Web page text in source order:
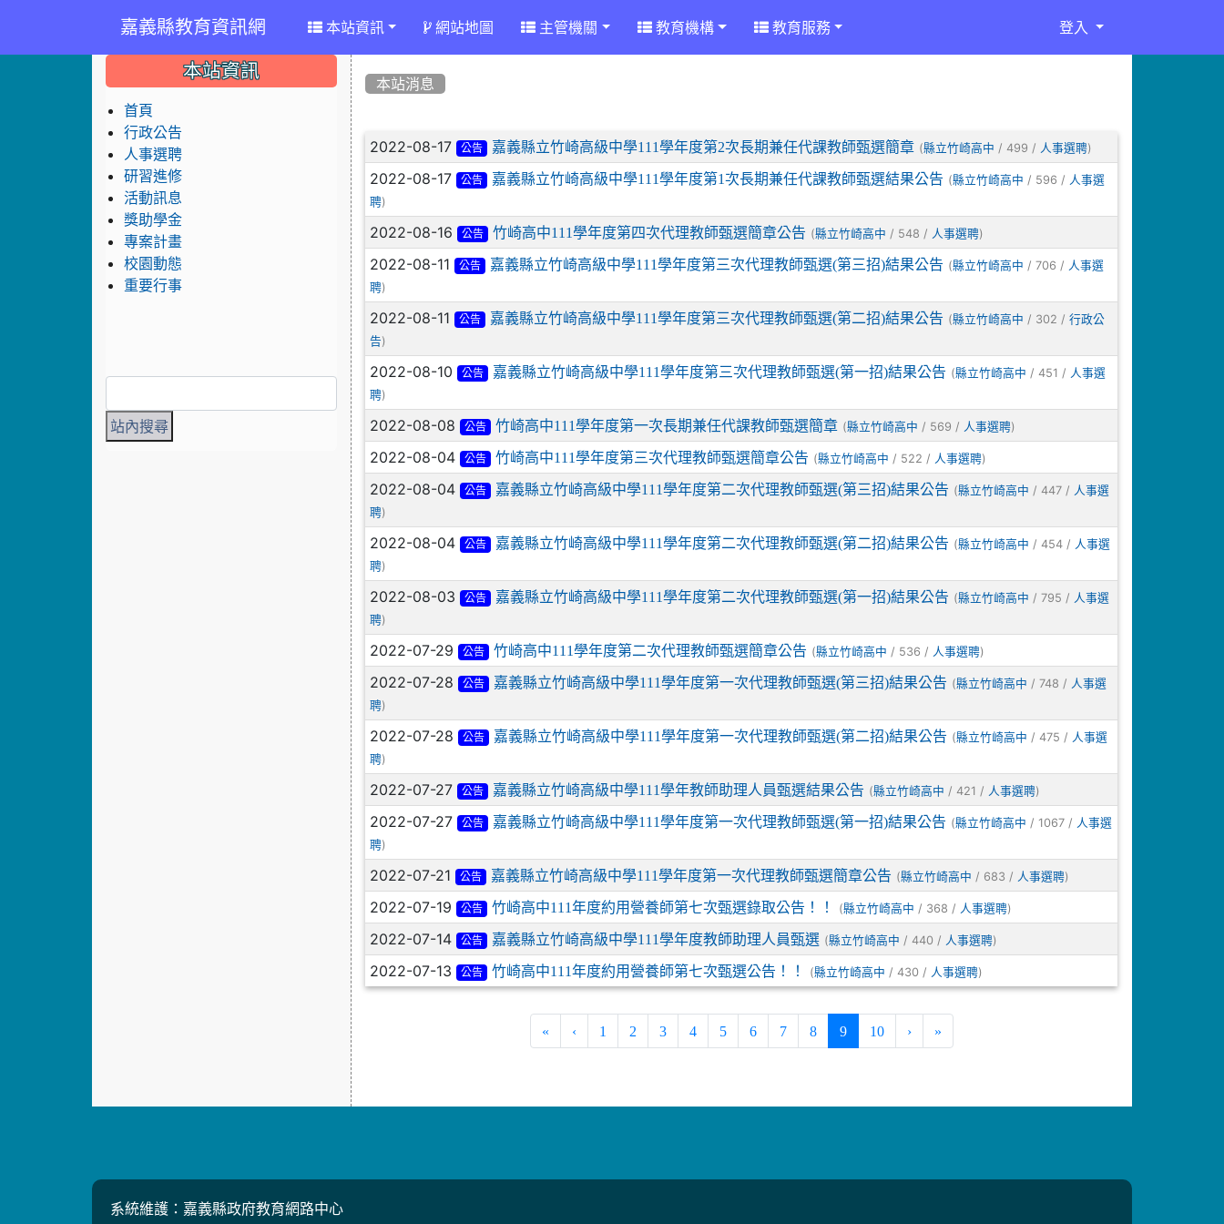
嘉義縣教育資訊網 本站資訊 網站地圖 主管機關 教育機構 教育服務 登入
本站消息
文章列表
2022-08-17 公告 嘉義縣立竹崎高級中學111學年度第2次長期兼任代課教師甄選簡章 (縣立竹崎高中 / 499 / 人事選聘)
2022-08-17 公告 嘉義縣立竹崎高級中學111學年度第1次長期兼任代課教師甄選結果公告 (縣立竹崎高中 / 596 / 人事選
聘)
2022-08-16 公告 竹崎高中111學年度第四次代理教師甄選簡章公告 (縣立竹崎高中 / 548 / 人事選聘)
2022-08-11 公告 嘉義縣立竹崎高級中學111學年度第三次代理教師甄選(第三招)結果公告 (縣立竹崎高中 / 706 / 人事選
聘)
2022-08-11 公告 嘉義縣立竹崎高級中學111學年度第三次代理教師甄選(第二招)結果公告 (縣立竹崎高中 / 302 / 行政公
告)
2022-08-10 公告 嘉義縣立竹崎高級中學111學年度第三次代理教師甄選(第一招)結果公告 (縣立竹崎高中 / 451 / 人事選
聘)
2022-08-08 公告 竹崎高中111學年度第一次長期兼任代課教師甄選簡章 (縣立竹崎高中 / 569 / 人事選聘)
2022-08-04 公告 竹崎高中111學年度第三次代理教師甄選簡章公告 (縣立竹崎高中 / 522 / 人事選聘)
2022-08-04 公告 嘉義縣立竹崎高級中學111學年度第二次代理教師甄選(第三招)結果公告 (縣立竹崎高中 / 447 / 人事選
聘)
2022-08-04 公告 嘉義縣立竹崎高級中學111學年度第二次代理教師甄選(第二招)結果公告 (縣立竹崎高中 / 454 / 人事選
聘)
2022-08-03 公告 嘉義縣立竹崎高級中學111學年度第二次代理教師甄選(第一招)結果公告 (縣立竹崎高中 / 795 / 人事選
聘)
2022-07-29 公告 竹崎高中111學年度第二次代理教師甄選簡章公告 (縣立竹崎高中 / 536 / 人事選聘)
2022-07-28 公告 嘉義縣立竹崎高級中學111學年度第一次代理教師甄選(第三招)結果公告 (縣立竹崎高中 / 748 / 人事選
聘)
2022-07-28 公告 嘉義縣立竹崎高級中學111學年度第一次代理教師甄選(第二招)結果公告 (縣立竹崎高中 / 475 / 人事選
聘)
2022-07-27 公告 嘉義縣立竹崎高級中學111學年教師助理人員甄選結果公告 (縣立竹崎高中 / 421 / 人事選聘)
2022-07-27 公告 嘉義縣立竹崎高級中學111學年度第一次代理教師甄選(第一招)結果公告 (縣立竹崎高中 / 1067 / 人事選
聘)
2022-07-21 公告 嘉義縣立竹崎高級中學111學年度第一次代理教師甄選簡章公告 (縣立竹崎高中 / 683 / 人事選聘)
2022-07-19 公告 竹崎高中111年度約用營養師第七次甄選錄取公告！！ (縣立竹崎高中 / 368 / 人事選聘)
2022-07-14 公告 嘉義縣立竹崎高級中學111學年度教師助理人員甄選 (縣立竹崎高中 / 440 / 人事選聘)
2022-07-13 公告 竹崎高中111年度約用營養師第七次甄選公告！！ (縣立竹崎高中 / 430 / 人事選聘)
« ‹ 1 2 3 4 5 6 7 8 9(current)
10 › »
::: 本站資訊
首頁
行政公告
人事選聘
研習進修
活動訊息
獎助學金
專案計畫
校園動態
重要行事
系統維護：嘉義縣政府教育網路中心